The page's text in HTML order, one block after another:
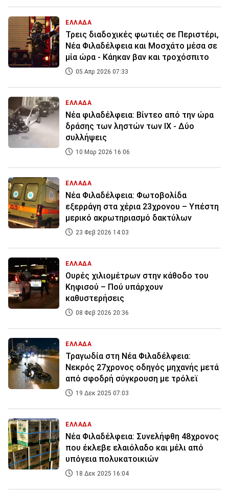
ΕΛΛΑΔΑ
Τρεις διαδοχικές φωτιές σε Περιστέρι,
Νέα Φιλαδέλφεια και Μοσχάτο μέσα σε
μία ώρα - Κάηκαν βαν και τροχόσπιτο
05 Απρ 2026 07:33
ΕΛΛΑΔΑ
Νέα φιλαδέλφεια: Βίντεο από την ώρα
δράσης των ληστών των ΙΧ - Δύο
συλλήψεις
10 Μαρ 2026 16:06
ΕΛΛΑΔΑ
Νέα Φιλαδέλφεια: Φωτοβολίδα
εξερράγη στα χέρια 23χρονου – Υπέστη
μερικό ακρωτηριασμό δακτύλων
23 Φεβ 2026 14:03
ΕΛΛΑΔΑ
Ουρές χιλιομέτρων στην κάθοδο του
Κηφισού – Πού υπάρχουν
καθυστερήσεις
08 Φεβ 2026 20:36
ΕΛΛΑΔΑ
Τραγωδία στη Νέα Φιλαδέλφεια:
Νεκρός 27χρονος οδηγός μηχανής μετά
από σφοδρή σύγκρουση με τρόλεϊ
19 Δεκ 2025 07:03
ΕΛΛΑΔΑ
Νέα Φιλαδέλφεια: Συνελήφθη 48χρονος
που έκλεβε ελαιόλαδο και μέλι από
υπόγεια πολυκατοικιών
18 Δεκ 2025 16:04